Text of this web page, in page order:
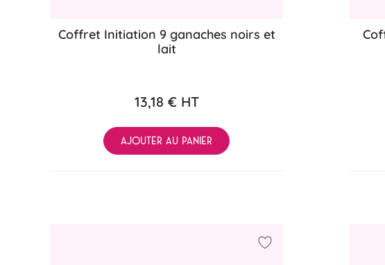
Coffret Initiation 9 ganaches noirs et
lait
13,18 €HT
AJOUTER AU PANIER
Ajouter à ma liste